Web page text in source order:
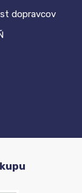
dopravcov